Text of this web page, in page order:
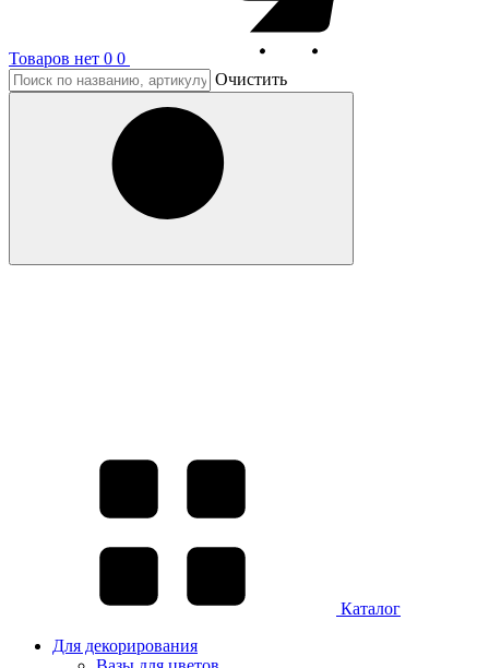
Товаров нет 0 0
Очистить
Каталог
Для декорирования